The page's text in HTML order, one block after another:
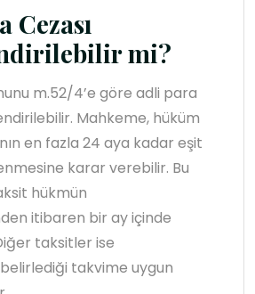
Cezası
mi?
m.52/4’e göre adli para
Mahkeme, hüküm
en fazla 24 aya kadar eşit
karar verebilir. Bu
hükmün
itibaren bir ay içinde
taksitler ise
takvime uygun